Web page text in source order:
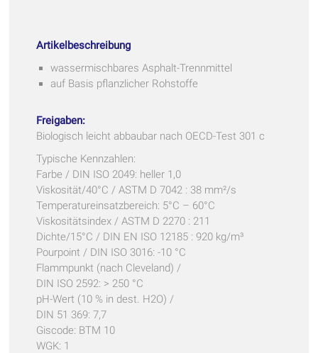
Artikelbeschreibung
wassermischbares Asphalt-Trennmittel
auf Basis pflanzlicher Rohstoffe
Freigaben:
Biologisch leicht abbaubar nach OECD-Test 301 c
Typische Kennzahlen:
Farbe / DIN ISO 2049: heller 1,0
Viskosität/40°C / ASTM D 7042 : 38 mm²/s
Temperatureinsatzbereich: 5°C – 60°C
Viskositätsindex / ASTM D 2270 : 211
Dichte/15°C / DIN EN ISO 12185 : 920 kg/m³
Pourpoint / DIN ISO 3016: -10 °C
Flammpunkt (nach Cleveland) /
DIN ISO 2592: > 250 °C
pH-Wert (10 % in dest. H2O) /
DIN 51 369: 7,7
Giscode: BTM 10
WGK: 1